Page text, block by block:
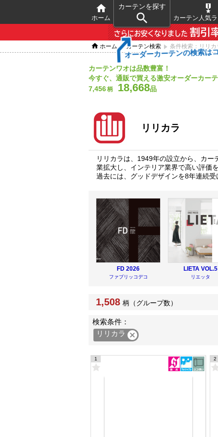

ホーム

カーテン人気
カーテンを探す

 ホーム カーテン検索 条件検索：リリカ
カーテンワオは品数豊富！
今すぐ、通販で買える激安オーダーカー
7,456柄 18,668品
オーダーカーテンの検索は
リリカラ
リリカラは、1949年の設立から、カ
業拡大し、インテリア業界で高い評価
過去には、グッドデザインを8年連続
FD 2026
ファブリッコデコ
LIETA VOL.5
リエッタ
1,508 柄（グループ数）
検索条件：
リリカラ 
1 2